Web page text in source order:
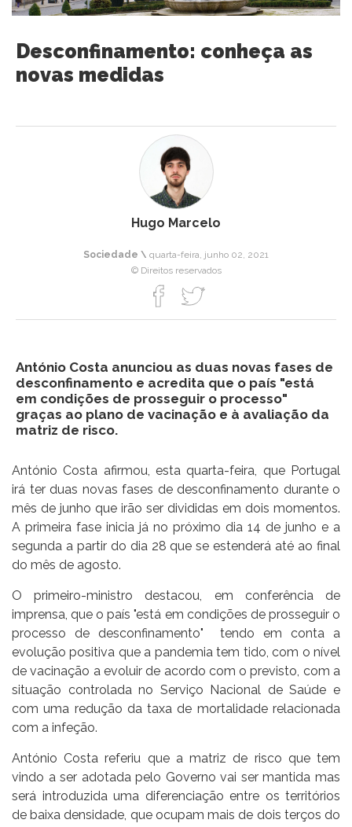
Desconfinamento: conheça as
novas medidas
Hugo Marcelo
Sociedade \ quarta-feira, junho 02, 2021
© Direitos reservados
António Costa anunciou as duas novas fases de
desconfinamento e acredita que o país "está
em condições de prosseguir o processo"
graças ao plano de vacinação e à avaliação da
matriz de risco.
António Costa afirmou, esta quarta-feira, que Portugal
irá ter duas novas fases de desconfinamento durante o
mês de junho que irão ser divididas em dois momentos.
A primeira fase inicia já no próximo dia 14 de junho e a
segunda a partir do dia 28 que se estenderá até ao final
do mês de agosto.
O primeiro-ministro destacou, em conferência de
imprensa, que o país "está em condições de prosseguir o
processo de desconfinamento" tendo em conta a
evolução positiva que a pandemia tem tido, com o nível
de vacinação a evoluir de acordo com o previsto, com a
situação controlada no Serviço Nacional de Saúde e
com uma redução da taxa de mortalidade relacionada
com a infeção.
António Costa referiu que a matriz de risco que tem
vindo a ser adotada pelo Governo vai ser mantida mas
será introduzida uma diferenciação entre os territórios
de baixa densidade, que ocupam mais de dois terços do